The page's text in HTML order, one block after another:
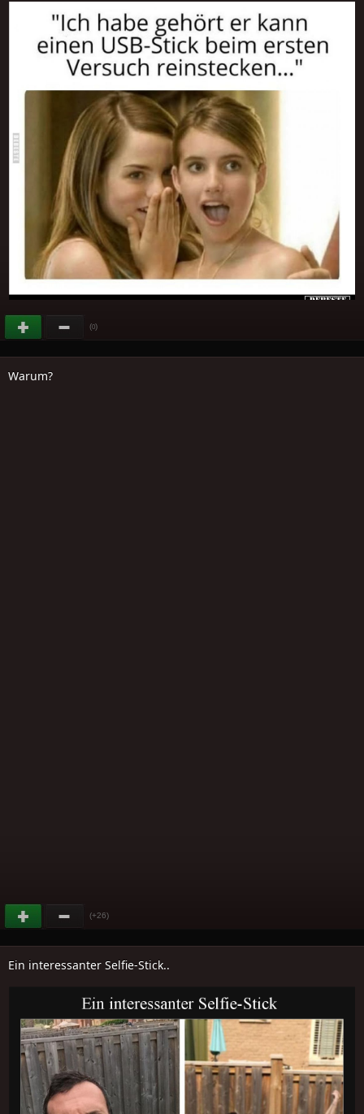
(0)
Warum?
(+26)
Ein interessanter Selfie-Stick..